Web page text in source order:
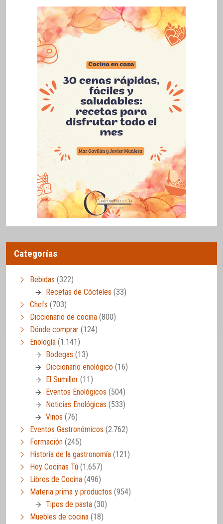
Categorías
Bebidas (322)
Recetas de Cócteles (33)
Chefs (703)
Diccionario de cocina (800)
Dónde comprar (124)
Enología (1.141)
Bodegas (13)
Diccionario enológico (16)
El Sumiller (11)
Eventos Enológicos (504)
Noticias Enológicas (533)
Vinos (76)
Eventos Gastronómicos (2.762)
Formación (245)
Historia de la gastronomía (121)
Hoy Cocinas Tú (1.657)
Libros de Cocina (496)
Materia prima y productos (954)
Tipos de pasta (30)
Muebles de cocina (18)